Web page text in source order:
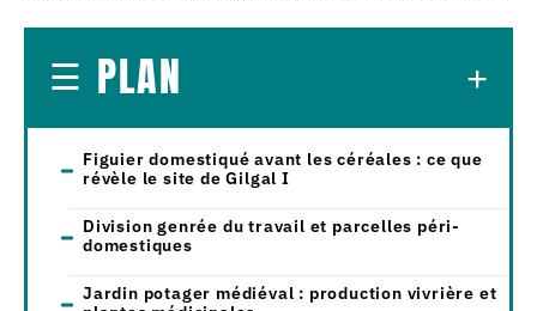
PLAN
Figuier domestiqué avant les céréales : ce que
révèle le site de Gilgal I
Division genrée du travail et parcelles péri-
domestiques
Jardin potager médiéval : production vivrière et